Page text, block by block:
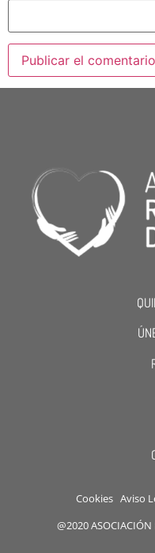
Cookies Aviso
@2020 ASOCIACIÓN